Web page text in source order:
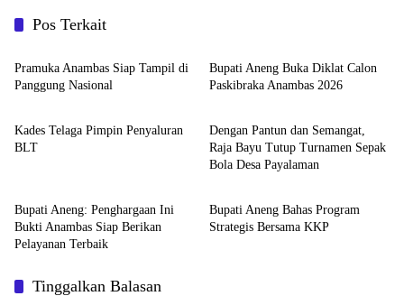
Pos Terkait
Anambas
Pramuka Anambas Siap Tampil di
Panggung Nasional
Bupati Aneng Buka Diklat Calon
Paskibraka Anambas 2026
Anambas
Kades Telaga Pimpin Penyaluran
BLT
Anambas
Dengan Pantun dan Semangat,
Raja Bayu Tutup Turnamen Sepak
Bola Desa Payalaman
Bupati Aneng: Penghargaan Ini
Bukti Anambas Siap Berikan
Pelayanan Terbaik
Anambas
Bupati Aneng Bahas Program
Strategis Bersama KKP
Tinggalkan Balasan